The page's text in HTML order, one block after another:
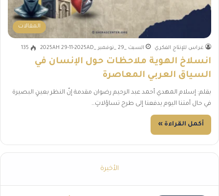
المقالات
غراس للإنتاج الفكري السبت _29 _نوفمبر _2025AH 29-11-2025AD 135
انسلاخ الهوية ملاحظات حول الإنسان في
السياق العربي المعاصرة
بقلم: إسلام المهدي أحمد عبد الرحيم رضوان مقدمة إنّ النظر بعينٍ البصيرة
في حال أمتنا اليوم يدفعنا إلى طرح تساؤلاتٍ…
أكمل القراءة »
الأخيرة